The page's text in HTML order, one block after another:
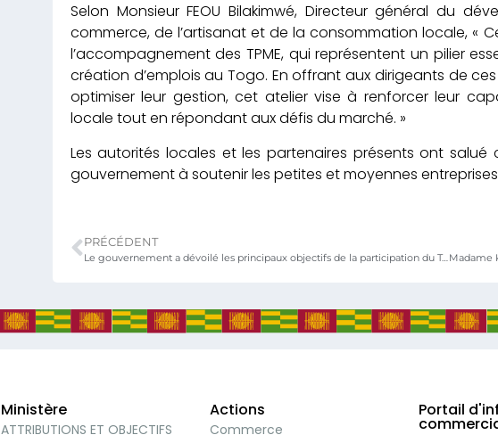
Selon Monsieur FEOU Bilakimwé, Directeur général du
commerce, de l’artisanat et de la consommation locale, «
l’accompagnement des TPME, qui représentent un pilier
création d’emplois au Togo. En offrant aux dirigeants de
optimiser leur gestion, cet atelier vise à renforcer leur
locale tout en répondant aux défis du marché. »
Les autorités locales et les partenaires présents ont
gouvernement à soutenir les petites et moyennes
PRÉCÉDENT
Le gouvernement a dévoilé les principaux objectifs de la participation du Togo à l’Exposition universelle d’Osaka (Japon), qui se tiendra du 13 avril au 13 octobre 2025
Ministère
ATTRIBUTIONS ET OBJECTIFS
Actions
Commerce
Portail